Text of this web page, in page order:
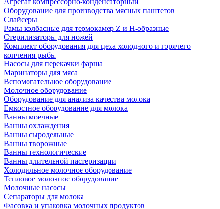
Агрегат компрессорно-конденсаторный
Оборудование для производства мясных паштетов
Слайсеры
Рамы колбасные для термокамер Z и H-образные
Стерилизаторы для ножей
Комплект оборудования для цеха холодного и горячего
копчения рыбы
Насосы для перекачки фарша
Маринаторы для мяса
Вспомогательное оборудование
Молочное оборудование
Оборудование для анализа качества молока
Емкостное оборудование для молока
Ванны моечные
Ванны охлаждения
Ванны сыродельные
Ванны творожные
Ванны технологические
Ванны длительной пастеризации
Холодильное молочное оборудование
Тепловое молочное оборудование
Молочные насосы
Сепараторы для молока
Фасовка и упаковка молочных продуктов